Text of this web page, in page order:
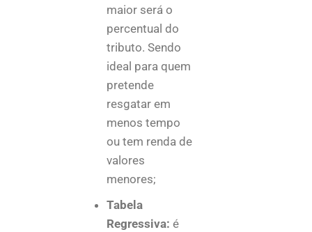
maior será o
percentual do
tributo. Sendo
ideal para quem
pretende
resgatar em
menos tempo
ou tem renda de
valores
menores;
Tabela
Regressiva: é